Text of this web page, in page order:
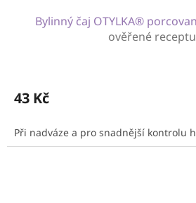
Bylinný čaj OTYLKA®
ověřené
43 Kč
Při nadváze a pro snadnější kontrolu